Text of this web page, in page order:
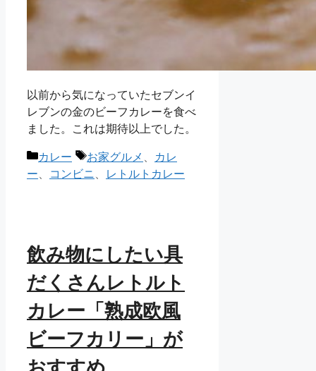
以前から気になっていたセブンイ
レブンの金のビーフカレーを食べ
ました。これは期待以上でした。
カ
カレー
タ
グ
お家グルメ 、 カレ
ー、 コンビニ、 レトルトカレー
飲み物にしたい具
だくさんレトルト
カレー「熟成欧風
ビーフカリー」が